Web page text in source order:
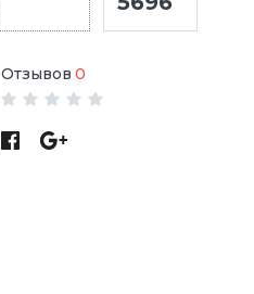
Отзывов 0